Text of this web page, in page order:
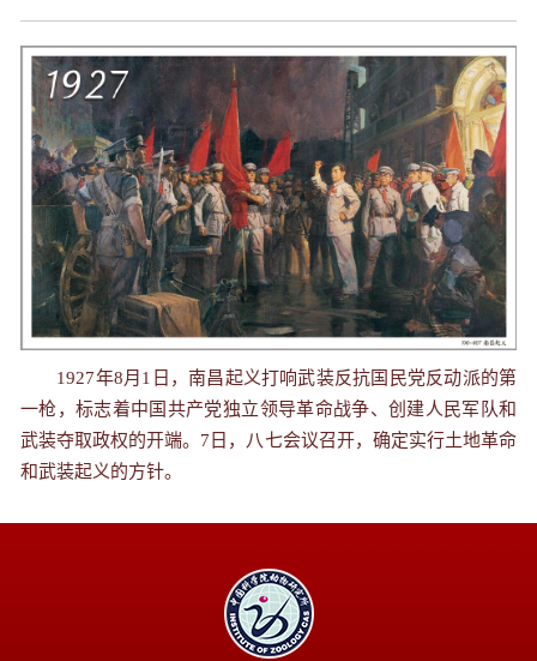
1927年8月1日，南昌起义打响武装反抗国民党反动派的第
一枪，标志着中国共产党独立领导革命战争、创建人民军队和
武装夺取政权的开端。7日，八七会议召开，确定实行土地革命
和武装起义的方针。